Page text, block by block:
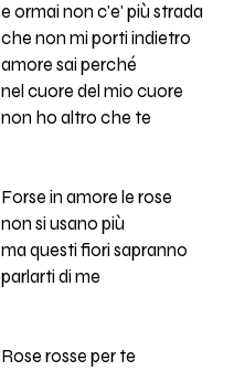
e ormai non c'e' più strada
che non mi porti indietro
amore sai perché
nel cuore del mio cuore
non ho altro che te
Forse in amore le rose
non si usano più
ma questi fiori sapranno
parlarti di me
Rose rosse per te